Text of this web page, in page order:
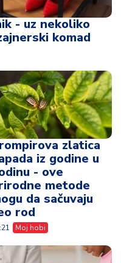
- uz nekoliko
komad
zlatica
iz godine u
- ove
metode
da sačuvaju
rod
Moj hobi